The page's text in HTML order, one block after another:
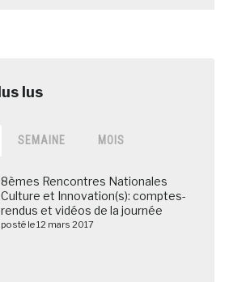
SEMAINE MOIS
8èmes Rencontres Nationales
Culture et Innovation(s): comptes-
rendus et vidéos de la journée
posté le 12 mars 2017